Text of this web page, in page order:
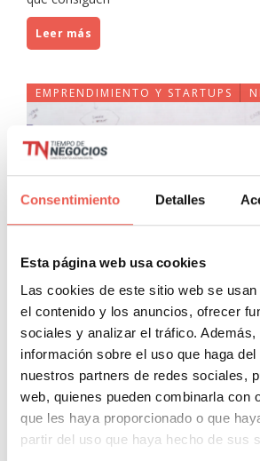
Consentimiento Detalles
Esta página web usa cookies
Las cookies de este sitio web se
el contenido y los anuncios, ofrecer
sociales y analizar el tráfico. Además,
información sobre el uso que haga
nuestros partners de redes sociales,
web, quienes pueden combinarla con
que les haya proporcionado o que
partir del uso que haya hecho de sus
Leer más
EMPRENDIMIENTO Y STARTUPS
Las 15 startups
relevantes a nivel
del 2013
Javier Sancho Piqueras 8
Hace relativamente poco llegó a mi
que me llamó mucho la atención: